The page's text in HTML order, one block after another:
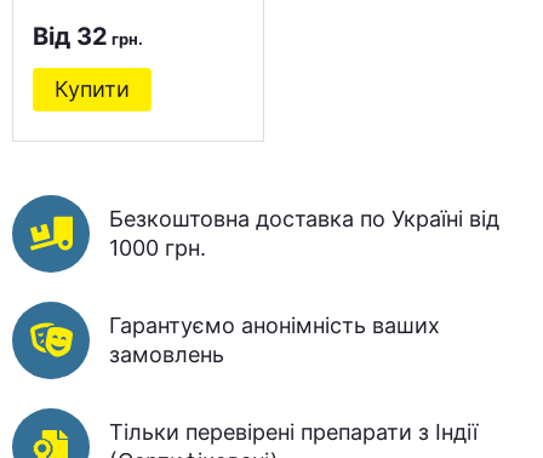
Від 32
Купити
Безкоштовна доставка по Україні від
1000 грн.
Гарантуємо анонімність ваших
замовлень
Тільки перевірені препарати з Індії